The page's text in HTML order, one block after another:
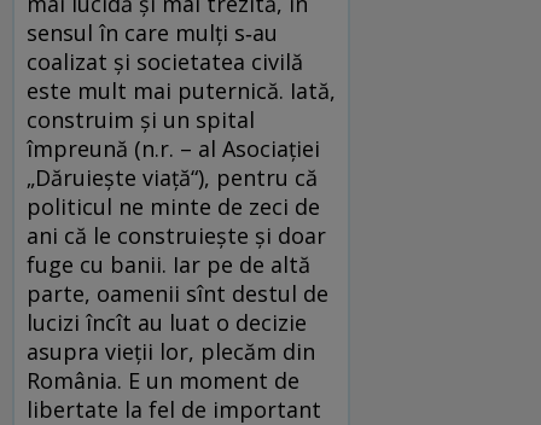
sensul în care mulți s‑au
coalizat și societatea civilă
este mult mai puternică. Iată,
construim și un spital
împreună (n.r. – al Asociației
„Dăruiește viață“), pentru că
politicul ne minte de zeci de
ani că le construiește și doar
fuge cu banii. Iar pe de altă
parte, oamenii sînt destul de
lucizi încît au luat o decizie
asupra vieții lor, plecăm din
România. E un moment de
libertate la fel de important